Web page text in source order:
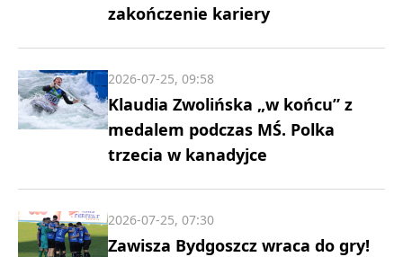
zakończenie kariery
Klaudia Zwolińska „w końcu” z
medalem podczas MŚ. Polka
trzecia w kanadyjce
2026-07-25, 09:58
Zawisza Bydgoszcz wraca do gry!
2026-07-25, 07:30